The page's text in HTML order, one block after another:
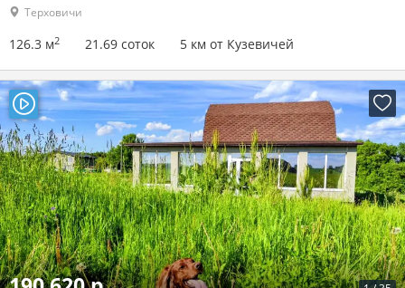
Терховичи
126.3 м2 21.69 соток 5 км от Кузевичей